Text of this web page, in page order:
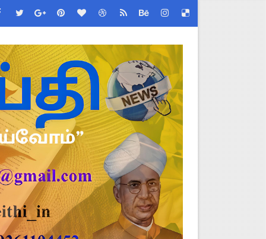
முக்கிய விதிகள்!
மாணவர்கள் பங்கேற்க தமிழ்நாடு பள்ளிக்கல்வி இணை
- TNGEA கண்டனம்!
400 mg) மாத்திரை வழங்க பள்ளிக்கல்வித்துறை
படிவங்கள் ஒரே லிங்க்கில்!
Link
- ஆட்சியர் சுற்றறிக்கை!
புதிய விதிகள்!